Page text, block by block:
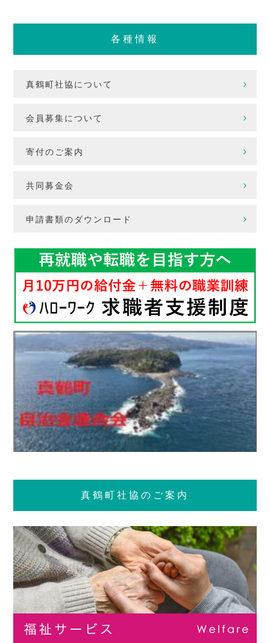
各種情報
真鶴町社協について
会員募集について
寄付のご案内
共同募金会
申請書類のダウンロード
真鶴町社協のご案内